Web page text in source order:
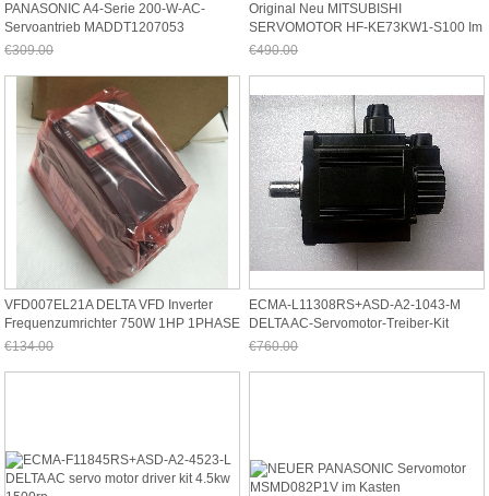
PANASONIC A4-Serie 200-W-AC-
Servoantrieb MADDT1207053
€309.00
Original Neu MITSUBISHI
SERVOMOTOR HF-KE73KW1-S100 Im
Karton HFKE73KW1S100
€490.00
VFD007EL21A DELTA VFD Inverter
Frequenzumrichter 750W 1HP 1PHASE
220V
€134.00
ECMA-L11308RS+ASD-A2-1043-M
DELTA AC-Servomotor-Treiber-Kit
0,85kw 1500rpm
€760.00